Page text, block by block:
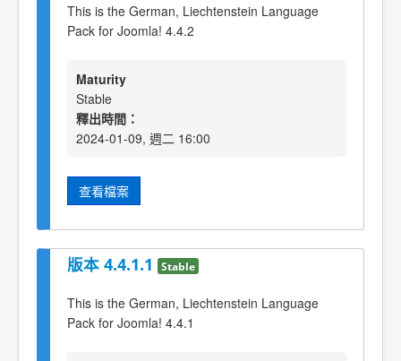
This is the German, Liechtenstein Language
Pack for Joomla! 4.4.2
Maturity
Stable
釋出時間：
2024-01-09, 週二 16:00
查看檔案
版本 4.4.1.1 Stable
This is the German, Liechtenstein Language
Pack for Joomla! 4.4.1